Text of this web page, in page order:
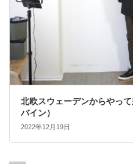
北欧スウェーデンからやっ
バイン）
2022年12月19日